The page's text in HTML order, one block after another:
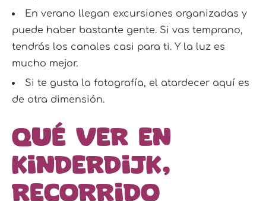
En verano llegan excursiones organizadas y
puede haber bastante gente. Si vas temprano,
tendrás los canales casi para ti. Y la luz es
mucho mejor.
Si te gusta la fotografía, el atardecer aquí es
de otra dimensión.
Qué ver en
Kinderdijk,
recorrido